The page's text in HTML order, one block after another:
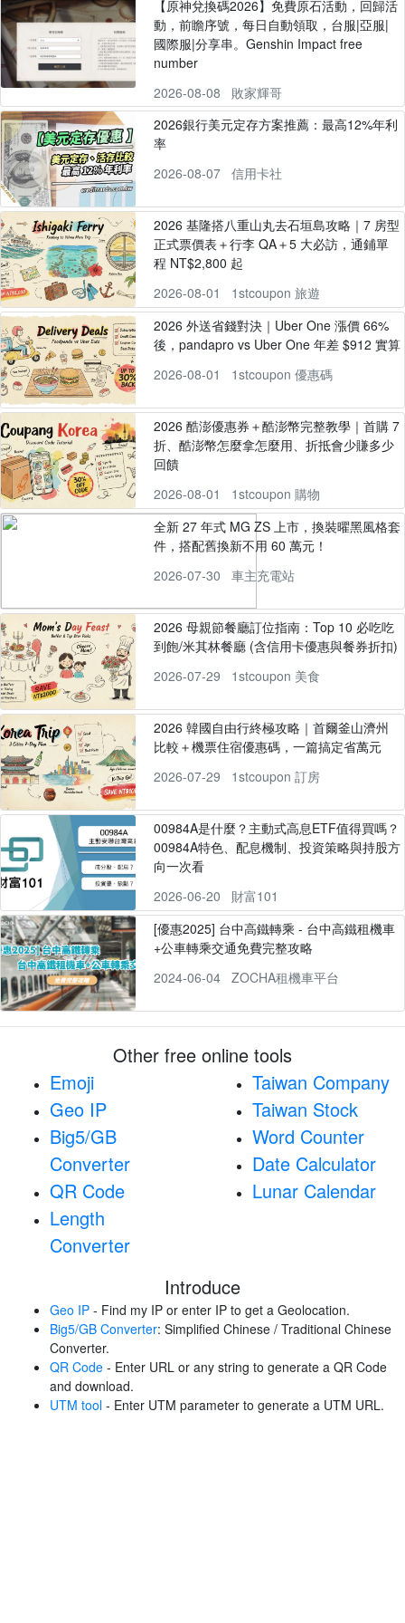
【原神兌換碼2026】免費原石活動，回歸活
動，前瞻序號，每日自動領取，台服|亞服|
國際服|分享串。Genshin Impact free
number
2026-08-08
敗家輝哥
2026銀行美元定存方案推薦：最高12%年利
率
2026-08-07
信用卡社
2026 基隆搭八重山丸去石垣島攻略｜7 房型
正式票價表＋行李 QA＋5 大必訪，通鋪單
程 NT$2,800 起
2026-08-01
1stcoupon 旅遊
2026 外送省錢對決｜Uber One 漲價 66%
後，pandapro vs Uber One 年差 $912 實算
2026-08-01
1stcoupon 優惠碼
2026 酷澎優惠券＋酷澎幣完整教學｜首購 7
折、酷澎幣怎麼拿怎麼用、折抵會少賺多少
回饋
2026-08-01
1stcoupon 購物
全新 27 年式 MG ZS 上市，換裝曜黑風格套
件，搭配舊換新不用 60 萬元！
2026-07-30
車主充電站
2026 母親節餐廳訂位指南：Top 10 必吃吃
到飽/米其林餐廳 (含信用卡優惠與餐券折扣)
2026-07-29
1stcoupon 美食
2026 韓國自由行終極攻略｜首爾釜山濟州
比較＋機票住宿優惠碼，一篇搞定省萬元
2026-07-29
1stcoupon 訂房
00984A是什麼？主動式高息ETF值得買嗎？
00984A特色、配息機制、投資策略與持股方
向一次看
2026-06-20
財富101
[優惠2025] 台中高鐵轉乘 - 台中高鐵租機車
+公車轉乘交通免費完整攻略
2024-06-04
ZOCHA租機車平台
Other free online tools
Emoji
Geo IP
Big5/GB
Converter
QR Code
Length
Converter
Taiwan Company
Taiwan Stock
Word Counter
Date Calculator
Lunar Calendar
Introduce
Geo IP - Find my IP or enter IP to get a Geolocation.
Big5/GB Converter: Simplified Chinese / Traditional Chinese
Converter.
QR Code - Enter URL or any string to generate a QR Code
and download.
UTM tool - Enter UTM parameter to generate a UTM URL.